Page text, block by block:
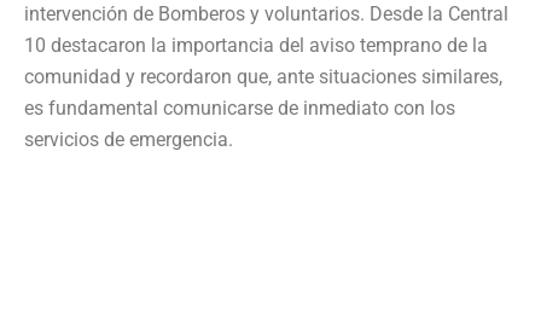
intervención de Bomberos y voluntarios. Desde la Central
10 destacaron la importancia del aviso temprano de la
comunidad y recordaron que, ante situaciones similares,
es fundamental comunicarse de inmediato con los
servicios de emergencia.